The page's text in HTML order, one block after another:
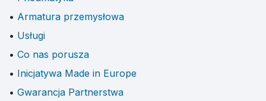
Armatura przemysłowa
Usługi
Co nas porusza
Inicjatywa Made in Europe
Gwarancja Partnerstwa